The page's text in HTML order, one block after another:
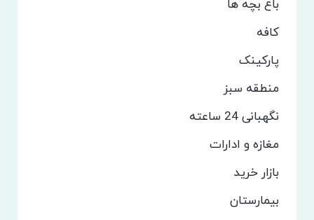
باغ بچه ها
کافه
پارکینک
منطقه سبز
نگهبانی 24 ساعته
مغازه و ادارات
بازار خرید
بیمارستان